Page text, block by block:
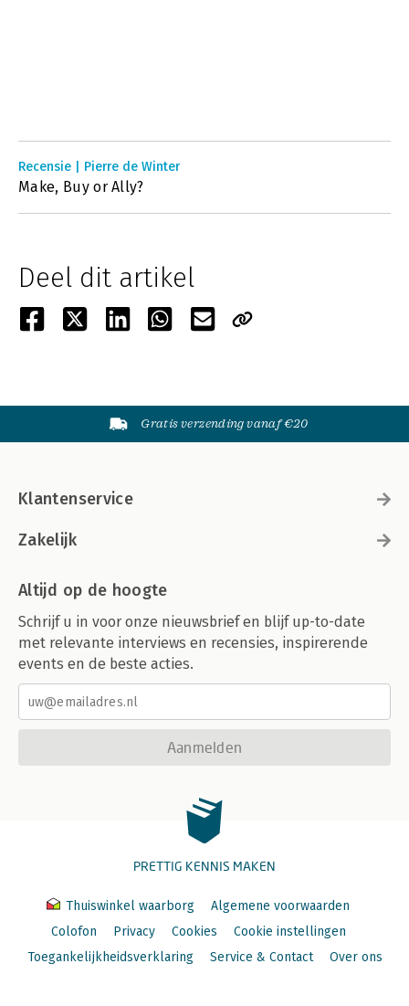
Recensie | Pierre de Winter
Make, Buy or Ally?
Deel dit artikel
Gratis verzending vanaf €20
Klantenservice
Zakelijk
Altijd op de hoogte
Schrijf u in voor onze nieuwsbrief en blijf up-to-date
met relevante interviews en recensies, inspirerende
events en de beste acties.
Aanmelden
PRETTIG KENNIS MAKEN
Thuiswinkel waarborg
Algemene voorwaarden
Colofon
Privacy Cookies
Cookie instellingen
Toegankelijkheidsverklaring
Service & Contact Over ons